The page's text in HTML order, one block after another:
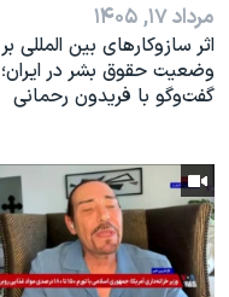
مرداد ۱۷, ۱۴۰۵
اثر ساز‌و‌کارهای بین المللی بر
وضعیت حقوق بشر در ایران؛
گفت‌وگو با فریدون رحمانی